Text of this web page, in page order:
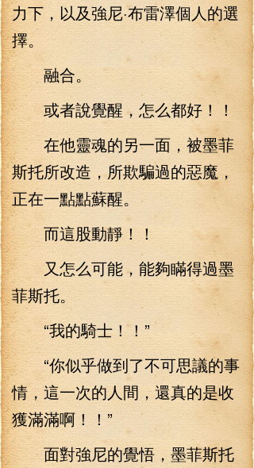
力下，以及強尼·布雷澤個人的選
擇。
融合。
或者說覺醒，怎么都好！！
在他靈魂的另一面，被墨菲
斯托所改造，所欺騙過的惡魔，
正在一點點蘇醒。
而這股動靜！！
又怎么可能，能夠瞞得過墨
菲斯托。
“我的騎士！！”
“你似乎做到了不可思議的事
情，這一次的人間，還真的是收
獲滿滿啊！！”
面對強尼的覺悟，墨菲斯托